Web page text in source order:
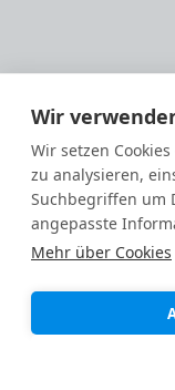
Wir
Wir setzen
zu analysieren,
Suchbegriffen um
angepasste
Mehr über Cookies
appointmed